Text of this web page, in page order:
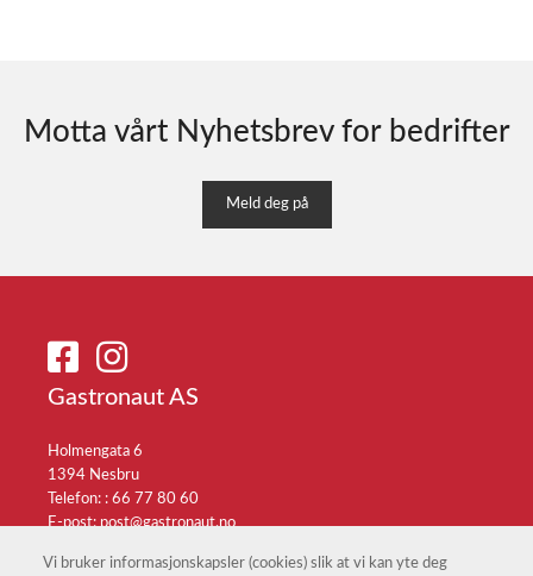
Motta vårt Nyhetsbrev for bedrifter
Meld deg på
Gastronaut AS
Holmengata 6
1394 Nesbru
Telefon: : 66 77 80 60
E-post:post@gastronaut.no
Vi bruker informasjonskapsler (cookies) slik at vi kan yte deg